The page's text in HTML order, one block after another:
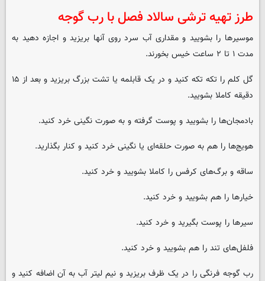
طرز تهیه ترشی سالاد فصل با رب گوجه
موسیرها را بشویید و مقداری آب سرد روی آنها بریزید و اجازه دهید به
مدت ۱ تا ۲ ساعت خیس بخورند.
گل کلم را تکه تکه کنید و در یک قابلمه یا تشت بزرگ بریزید و بعد از ۱۵
دقیقه کاملا بشویید.
بادمجان‌ها را بشویید و پوست گرفته و به صورت نگینی خرد کنید.
هویج‌ها را هم به صورت حلقه‌ای یا نگینی خرد کنید و کنار بگذارید.
ساقه و برگ‌های کرفس را کاملا بشویید و خرد کنید.
خیارها را هم بشویید و خرد کنید.
سیرها را پوست بگیرید و خرد کنید.
فلفل‌های تند را هم بشویید و خرد کنید.
رب گوجه فرنگی را در یک ظرف بریزید و نیم لیتر آب به آن اضافه کنید و